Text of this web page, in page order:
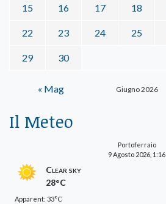
Giugno 2026
15 16 17 18
22 23 24 25
29 30
« Mag
Il Meteo
Portoferraio
9 Agosto 2026, 1:16
Clear sky
28°C
Apparent: 33°C